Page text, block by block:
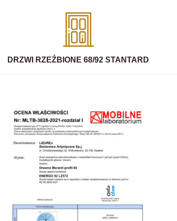
DRZWI RZEŹBIONE 68/92 STANTARD